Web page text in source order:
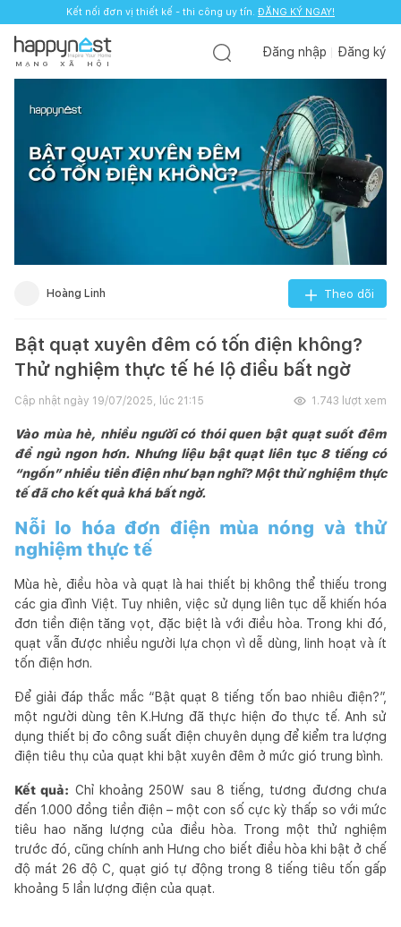
Kết nối đơn vị thiết kế - thi công uy tín. ĐĂNG KÝ NGAY!
M Ạ N G X Ã H Ộ I
Đăng nhập Đăng ký
Hoàng Linh Theo dõi
Bật quạt xuyên đêm có tốn điện không?
Thử nghiệm thực tế hé lộ điều bất ngờ
Cập nhật ngày 19/07/2025, lúc 21:15 1.743 lượt xem
Vào mùa hè, nhiều người có thói quen bật quạt suốt đêm
để ngủ ngon hơn. Nhưng liệu bật quạt liên tục 8 tiếng có
“ngốn” nhiều tiền điện như bạn nghĩ? Một thử nghiệm thực
tế đã cho kết quả khá bất ngờ.
Nỗi lo hóa đơn điện mùa nóng và thử
nghiệm thực tế
Mùa hè, điều hòa và quạt là hai thiết bị không thể thiếu trong
các gia đình Việt. Tuy nhiên, việc sử dụng liên tục dễ khiến hóa
đơn tiền điện tăng vọt, đặc biệt là với điều hòa. Trong khi đó,
quạt vẫn được nhiều người lựa chọn vì dễ dùng, linh hoạt và ít
tốn điện hơn.
Để giải đáp thắc mắc “Bật quạt 8 tiếng tốn bao nhiêu điện?”,
một người dùng tên K.Hưng đã thực hiện đo thực tế. Anh sử
dụng thiết bị đo công suất điện chuyên dụng để kiểm tra lượng
điện tiêu thụ của quạt khi bật xuyên đêm ở mức gió trung bình.
Kết quả: Chỉ khoảng 250W sau 8 tiếng, tương đương chưa
đến 1.000 đồng tiền điện – một con số cực kỳ thấp so với mức
tiêu hao năng lượng của điều hòa. Trong một thử nghiệm
trước đó, cũng chính anh Hưng cho biết điều hòa khi bật ở chế
độ mát 26 độ C, quạt gió tự động trong 8 tiếng tiêu tốn gấp
khoảng 5 lần lượng điện của quạt.